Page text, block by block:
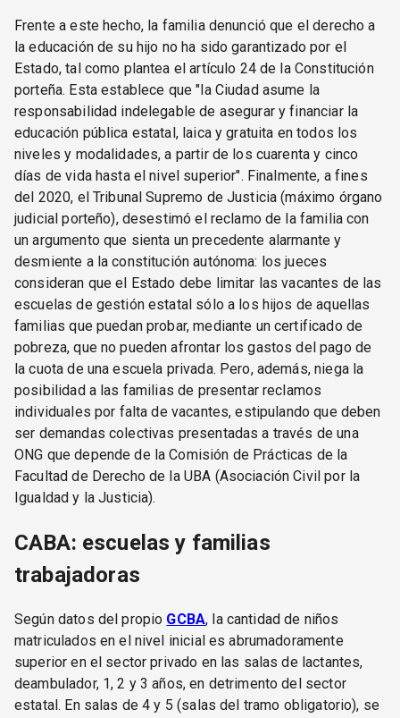
Frente a este hecho, la familia denunció que el derecho a
la educación de su hijo no ha sido garantizado por el
Estado, tal como plantea el artículo 24 de la Constitución
porteña. Esta establece que "la Ciudad asume la
responsabilidad indelegable de asegurar y financiar la
educación pública estatal, laica y gratuita en todos los
niveles y modalidades, a partir de los cuarenta y cinco
días de vida hasta el nivel superior". Finalmente, a fines
del 2020, el Tribunal Supremo de Justicia (máximo órgano
judicial porteño), desestimó el reclamo de la familia con
un argumento que sienta un precedente alarmante y
desmiente a la constitución autónoma: los jueces
consideran que el Estado debe limitar las vacantes de las
escuelas de gestión estatal sólo a los hijos de aquellas
familias que puedan probar, mediante un certificado de
pobreza, que no pueden afrontar los gastos del pago de
la cuota de una escuela privada. Pero, además, niega la
posibilidad a las familias de presentar reclamos
individuales por falta de vacantes, estipulando que deben
ser demandas colectivas presentadas a través de una
ONG que depende de la Comisión de Prácticas de la
Facultad de Derecho de la UBA (Asociación Civil por la
Igualdad y la Justicia).
CABA: escuelas y familias
trabajadoras
Según datos del propio GCBA, la cantidad de niños
matriculados en el nivel inicial es abrumadoramente
superior en el sector privado en las salas de lactantes,
deambulador, 1, 2 y 3 años, en detrimento del sector
estatal. En salas de 4 y 5 (salas del tramo obligatorio), se